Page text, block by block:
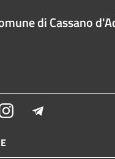
di Cassano
Instagram